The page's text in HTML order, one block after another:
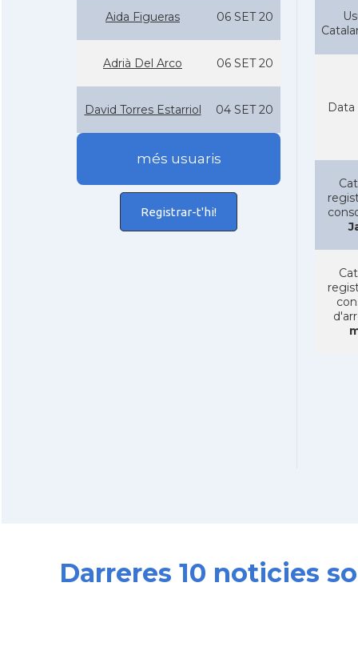
Aida Figueras 06 SET 20
Adrià Del Arco 06 SET 20
David Torres Estarriol 04 SET 20
més usuaris
Registrar-t'hi!
Data
Darreres 10 noticies